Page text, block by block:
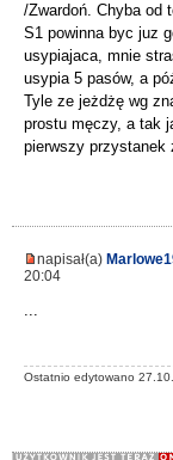
/Zwardoń. Chyba od
S1 powinna byc juz
usypiajaca, mnie
usypia 5 pasów, a
Tyle ze jeżdżę wg
prostu męczy, a tak
pierwszy przystanek
napisał(a)
20:04
...
Ostatnio edytowano